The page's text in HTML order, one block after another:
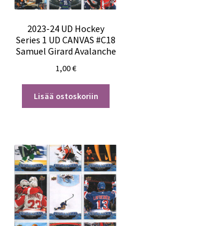
2023-24 UD Hockey
Series 1 UD CANVAS #C18
Samuel Girard Avalanche
1,00€
Lisää ostoskoriin